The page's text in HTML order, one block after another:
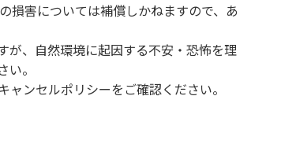
害については補償しかねますので、あ
、自然環境に起因する不安・恐怖を理
。
ンセルポリシーをご確認ください。